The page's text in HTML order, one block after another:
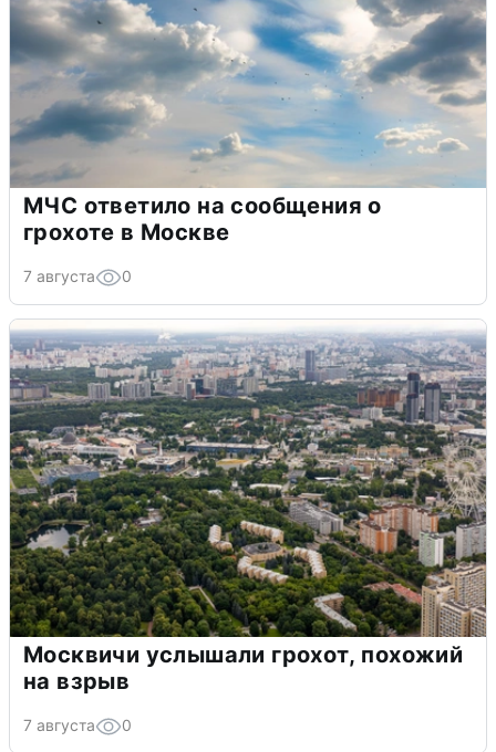
МЧС ответило на сообщения о
грохоте в Москве
7 августа 0
Москвичи услышали грохот, похожий
на взрыв
7 августа 0